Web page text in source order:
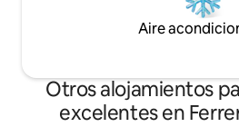
Aire
Otros alojamientos
excelentes en